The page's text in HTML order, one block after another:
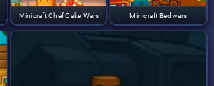
Minicraft Chef Cake Wars Minicraft Bedwars